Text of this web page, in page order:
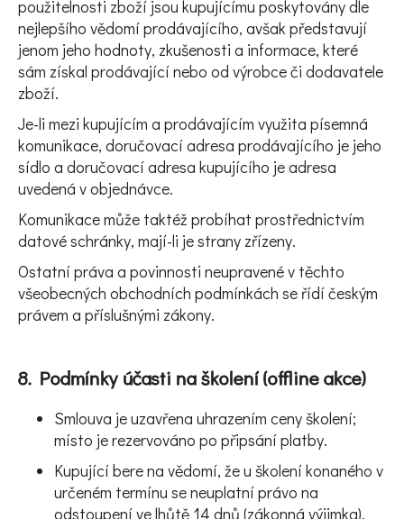
použitelnosti zboží jsou kupujícímu poskytovány dle
nejlepšího vědomí prodávajícího, avšak představují
jenom jeho hodnoty, zkušenosti a informace, které
sám získal prodávající nebo od výrobce či dodavatele
zboží.
Je-li mezi kupujícím a prodávajícím využita písemná
komunikace, doručovací adresa prodávajícího je jeho
sídlo a doručovací adresa kupujícího je adresa
uvedená v objednávce.
Komunikace může taktéž probíhat prostřednictvím
datové schránky, mají-li je strany zřízeny.
Ostatní práva a povinnosti neupravené v těchto
všeobecných obchodních podmínkách se řídí českým
právem a příslušnými zákony.
8. Podmínky účasti na školení (offline akce)
Smlouva je uzavřena uhrazením ceny školení;
místo je rezervováno po připsání platby.
Kupující bere na vědomí, že u školení konaného v
určeném termínu se neuplatní právo na
odstoupení ve lhůtě 14 dnů (zákonná výjimka).